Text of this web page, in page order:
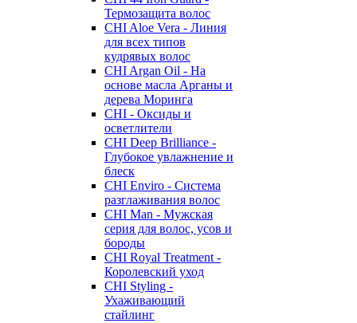
Термозащита волос
CHI Aloe Vera - Линия
для всех типов
кудрявых волос
CHI Argan Oil - На
основе масла Арганы и
дерева Моринга
CHI - Оксиды и
осветлители
CHI Deep Brilliance -
Глубокое увлажнение и
блеск
CHI Enviro - Система
разглаживания волос
CHI Man - Мужская
серия для волос, усов и
бороды
CHI Royal Treatment -
Королевский уход
CHI Styling -
Ухаживающий
стайлинг